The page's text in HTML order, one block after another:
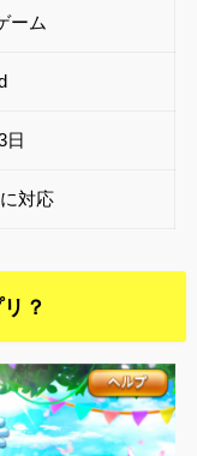
ーム
日
対応
？